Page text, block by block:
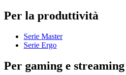
Per la produttività
Serie Master
Serie Ergo
Per gaming e streaming